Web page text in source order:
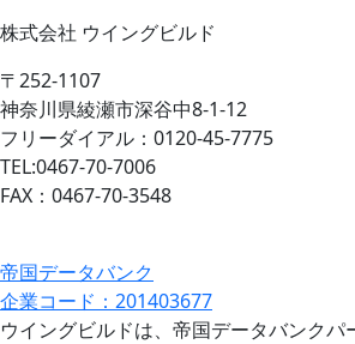
株式会社 ウイングビルド
〒252-1107
神奈川県綾瀬市深谷中8-1-12
フリーダイアル：0120-45-7775
TEL:0467-70-7006
FAX：0467-70-3548
帝国データバンク
企業コード：201403677
ウイングビルドは、帝国データバンクパ